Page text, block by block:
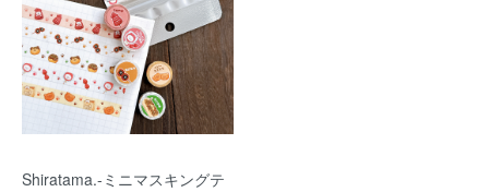
Shiratama.-ミニマスキングテ